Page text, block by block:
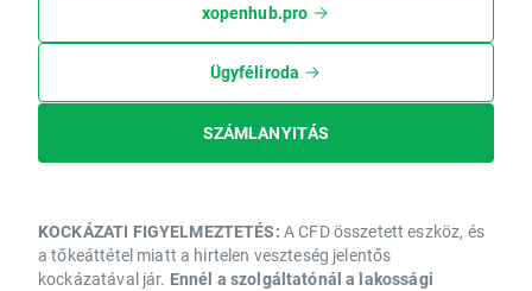
xopenhub.pro
Ügyféliroda
SZÁMLANYITÁS
KOCKÁZATI FIGYELMEZTETÉS: A CFD összetett eszköz, és
a tőkeáttétel miatt a hirtelen veszteség jelentős
kockázatával jár. Ennél a szolgáltatónál a lakossági